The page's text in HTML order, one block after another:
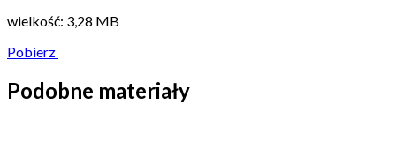
wielkość: 3,28 MB
Pobierz
Podobne materiały